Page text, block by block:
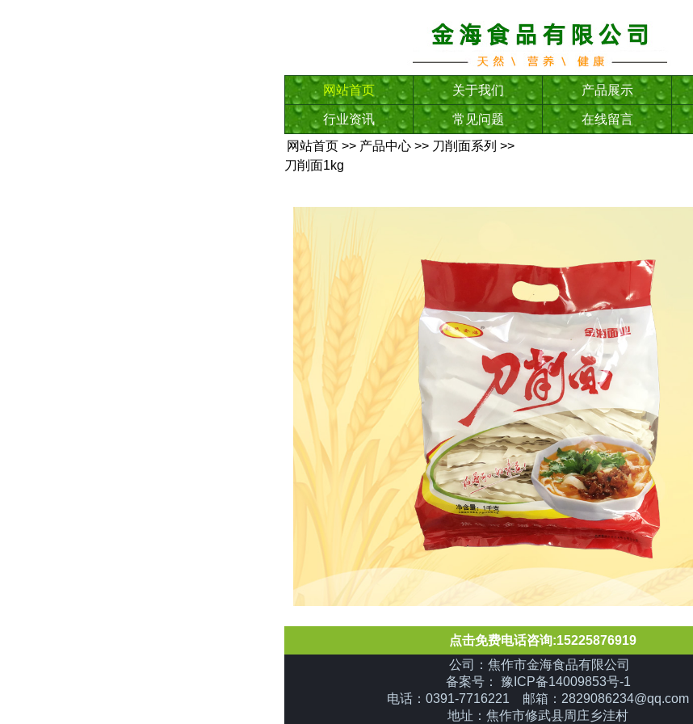
网站首页 关于我们 产品展示
行业资讯 常见问题 在线留言
网站首页 >> 产品中心 >> 刀削面系列 >>
刀削面1kg
点击免费电话咨询:15225876919
公司：焦作市金海食品有限公司
备案号： 豫ICP备14009853号-1
电话：0391-7716221 邮箱：2829086234@qq.com
地址：焦作市修武县周庄乡洼村